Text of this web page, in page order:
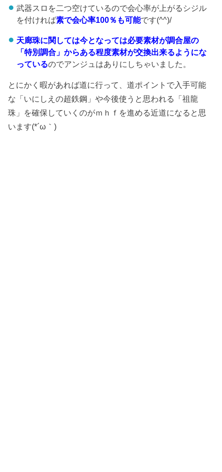
武器スロを二つ空けているので会心率が上がるシジル
を付ければ素で会心率100％も可能です(^^)/
天廊珠に関しては今となっては必要素材が調合屋の
「特別調合」からある程度素材が交換出来るようにな
っているのでアンジュはありにしちゃいました。
とにかく暇があれば道に行って、道ポイントで入手可能
な「いにしえの超鉄鋼」や今後使うと思われる「祖龍
珠」を確保していくのがｍｈｆを進める近道になると思
います(*´ω｀)